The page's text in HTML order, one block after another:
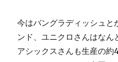
今はバングラディッシュと
ンド、ユニクロさんはなん
アシックスさんも生産の約